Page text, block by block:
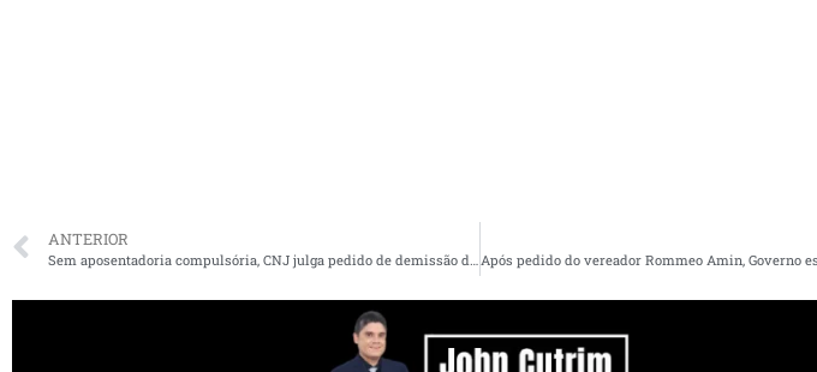
ANTERIOR
Sem aposentadoria compulsória, CNJ julga pedido de demissão de juiz do Maranhão